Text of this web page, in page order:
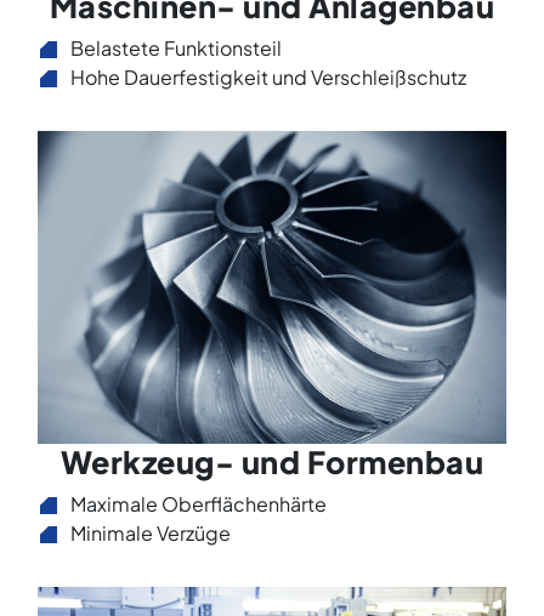
Belastete Funktionsteil
Hohe Dauerfestigkeit und Verschleißschutz
Werkzeug- und Formenbau
Maximale Oberflächenhärte
Minimale Verzüge